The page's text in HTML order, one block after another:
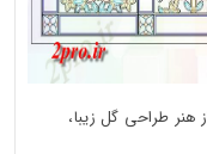
هنر طراحی گل زیبا،